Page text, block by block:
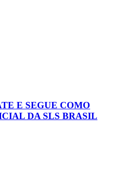
E SEGUE COMO
DA SLS BRASIL